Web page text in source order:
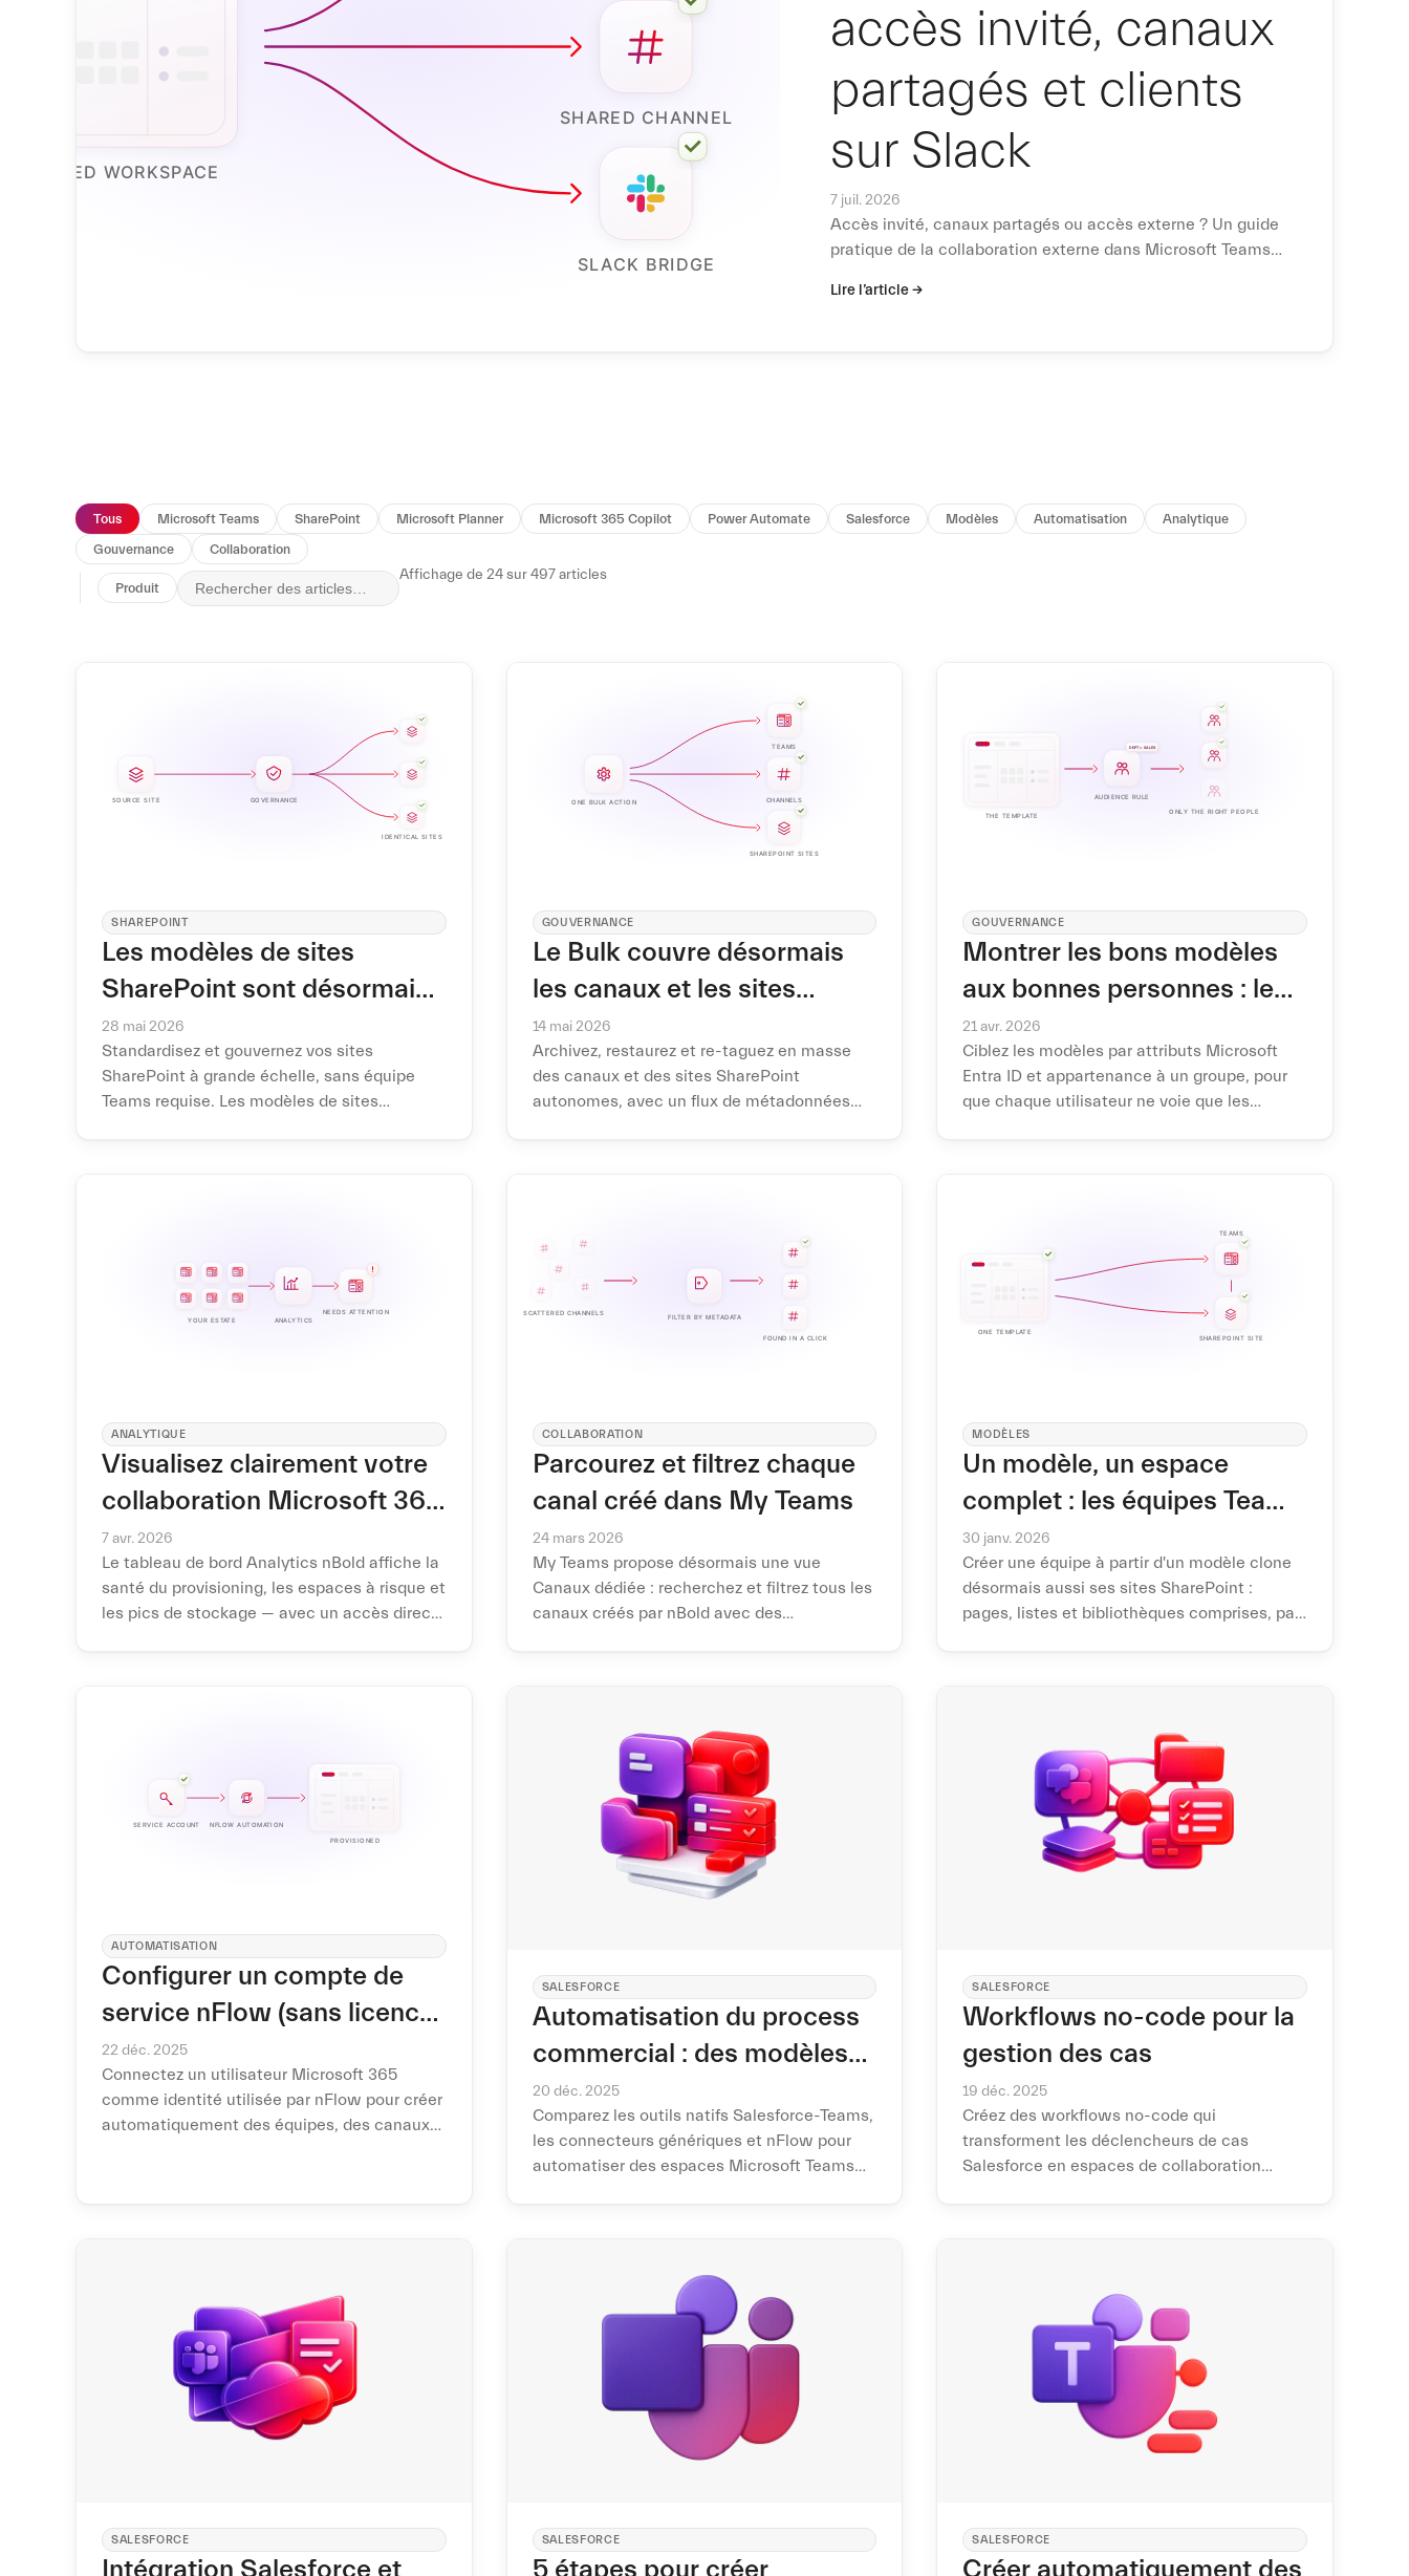
accès invité, canaux
partagés et clients
sur Slack
7 juil. 2026
Accès invité, canaux partagés ou accès externe ? Un guide
pratique de la collaboration externe dans Microsoft Teams,
Lire l’article →
Tous Microsoft Teams SharePoint Microsoft Planner Microsoft 365 Copilot Power Automate Salesforce Modèles Automatisation
Analytique
Gouvernance
Collaboration
Produit
Rechercher des articles Affichage de 24 sur 497 articles
SHAREPOINT
Les modèles de sites
SharePoint sont désormais
disponibles en version
générale
28 mai 2026
Standardisez et gouvernez vos sites
SharePoint à grande échelle, sans équipe
Teams requise. Les modèles de sites
GOUVERNANCE
Le Bulk couvre désormais
les canaux et les sites
SharePoint
14 mai 2026
Archivez, restaurez et re-taguez en masse
des canaux et des sites SharePoint
autonomes, avec un flux de métadonnées
GOUVERNANCE
Montrer les bons modèles
aux bonnes personnes : le
ciblage d'audience
21 avr. 2026
Ciblez les modèles par attributs Microsoft
Entra ID et appartenance à un groupe, pour
que chaque utilisateur ne voie que les
ANALYTIQUE
Visualisez clairement votre
collaboration Microsoft 365
: le tableau de bord
Analytics nBold
7 avr. 2026
Le tableau de bord Analytics nBold affiche la
santé du provisioning, les espaces à risque et
les pics de stockage — avec un accès direct
COLLABORATION
Parcourez et filtrez chaque
canal créé dans My Teams
24 mars 2026
My Teams propose désormais une vue
Canaux dédiée : recherchez et filtrez tous les
canaux créés par nBold avec des
MODÈLES
Un modèle, un espace
complet : les équipes Teams
et leurs sites SharePoint,
clonés ensemble
30 janv. 2026
Créer une équipe à partir d'un modèle clone
désormais aussi ses sites SharePoint :
pages, listes et bibliothèques comprises, pas
AUTOMATISATION
Configurer un compte de
service nFlow (sans licence
admin)
22 déc. 2025
Connectez un utilisateur Microsoft 365
comme identité utilisée par nFlow pour créer
automatiquement des équipes, des canaux
SALESFORCE
Automatisation du process
commercial : des modèles
Teams depuis Salesforce
20 déc. 2025
Comparez les outils natifs Salesforce-Teams,
les connecteurs génériques et nFlow pour
automatiser des espaces Microsoft Teams
SALESFORCE
Workflows no-code pour la
gestion des cas
19 déc. 2025
Créez des workflows no-code qui
transforment les déclencheurs de cas
Salesforce en espaces de collaboration
SALESFORCE
Intégration Salesforce et
SALESFORCE
5 étapes pour créer
SALESFORCE
Créer automatiquement des